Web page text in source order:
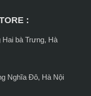
:
bà Trưng, Hà
Nghĩa Đô, Hà Nội